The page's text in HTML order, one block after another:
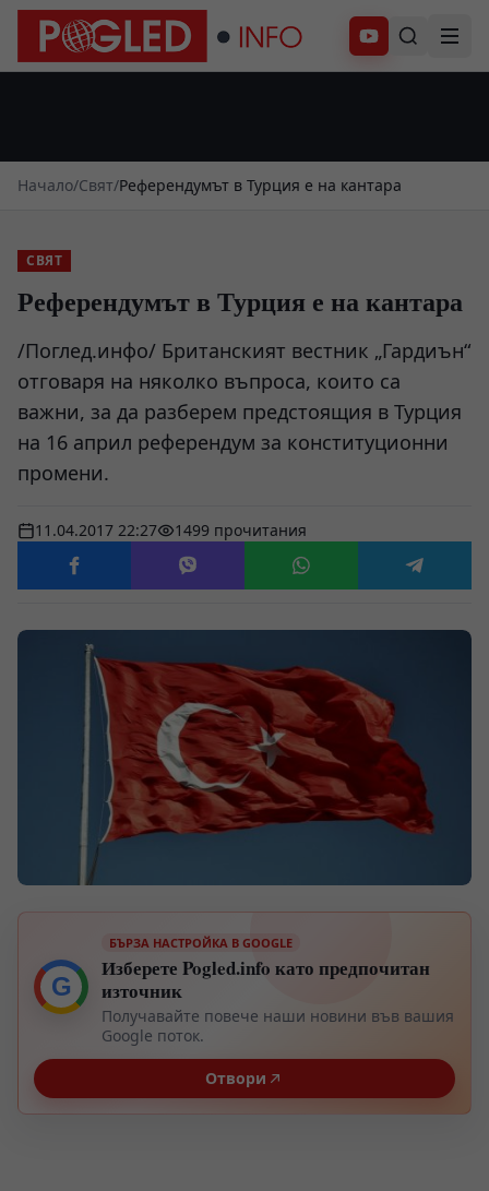
Абонирай се
Начало/Свят/Референдумът в Турция е на кантара
СВЯТ
Референдумът в Турция е на кантара
/Поглед.инфо/ Британският вестник „Гардиън“
отговаря на няколко въпроса, които са
важни, за да разберем предстоящия в Турция
на 16 април референдум за конституционни
промени.
11.04.2017 22:27 1499 прочитания
G
БЪРЗА НАСТРОЙКА В GOOGLE
Изберете Pogled.info като предпочитан
източник
Получавайте повече наши новини във вашия
Google поток.
Отвори